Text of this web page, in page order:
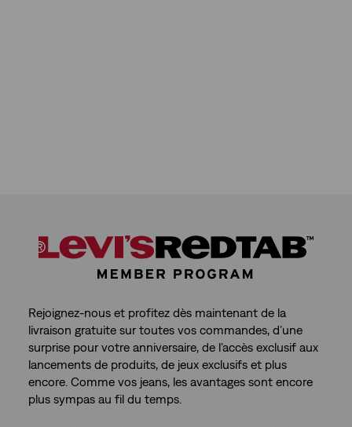
Rejoignez-nous et profitez dès maintenant de la
livraison gratuite sur toutes vos commandes, d’une
surprise pour votre anniversaire, de l’accès exclusif aux
lancements de produits, de jeux exclusifs et plus
encore. Comme vos jeans, les avantages sont encore
plus sympas au fil du temps.